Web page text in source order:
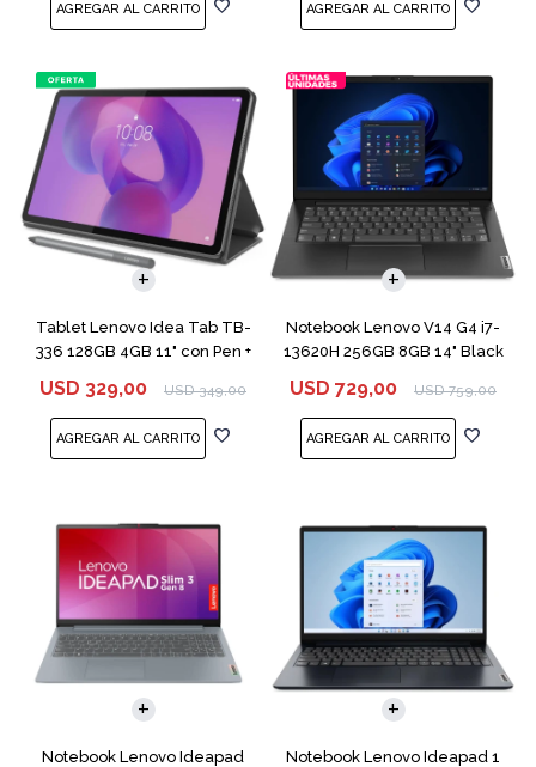
Tablet Lenovo Idea Tab TB-
336 128GB 4GB 11" con Pen +
USD 329,00 USD 349,00
Notebook Lenovo V14 G4 i7-
13620H 256GB 8GB 14" Black
USD 729,00 USD 759,00
COMPARAR
Notebook Lenovo Ideapad
Notebook Lenovo Ideapad 1